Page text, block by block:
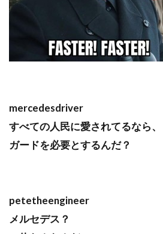
mercedesdriver
すべての人民に愛されてるなら
ガードを必要とするんだ？
petetheengineer
メルセデス？